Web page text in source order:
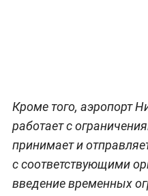
Кроме того, аэропорт
работает с
принимает и
с соответствующими
введение временных